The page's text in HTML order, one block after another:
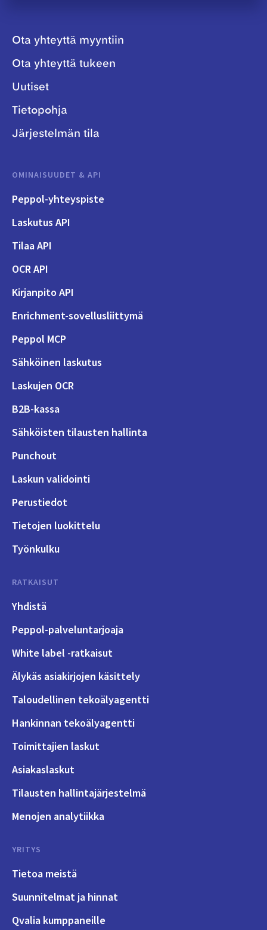
Ota yhteyttä myyntiin
Ota yhteyttä tukeen
Uutiset
Tietopohja
Järjestelmän tila
OMINAISUUDET & API
Peppol-yhteyspiste
Laskutus API
Tilaa API
OCR API
Kirjanpito API
Enrichment-sovellusliittymä
Peppol MCP
Sähköinen laskutus
Laskujen OCR
B2B-kassa
Sähköisten tilausten hallinta
Punchout
Laskun validointi
Perustiedot
Tietojen luokittelu
Työnkulku
RATKAISUT
Yhdistä
Peppol-palveluntarjoaja
White label -ratkaisut
Älykäs asiakirjojen käsittely
Taloudellinen tekoälyagentti
Hankinnan tekoälyagentti
Toimittajien laskut
Asiakaslaskut
Tilausten hallintajärjestelmä
Menojen analytiikka
YRITYS
Tietoa meistä
Suunnitelmat ja hinnat
Qvalia kumppaneille